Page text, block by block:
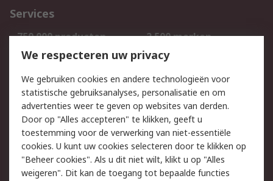
Services
750.000 producten
2.500 merken
Bestellen
Inkoopoplossingen
Track & Trace
Wettelijk
Cookiebeleid
Email veiligheid
Privacybeleid
Websitevoorwaarden
Algemene
We respecteren uw privacy
We gebruiken cookies en andere technologieën voor
statistische gebruiksanalyses, personalisatie en om
advertenties weer te geven op websites van derden.
Door op "Alles accepteren" te klikken, geeft u
toestemming voor de verwerking van niet-essentiële
cookies. U kunt uw cookies selecteren door te klikken op
"Beheer cookies". Als u dit niet wilt, klikt u op "Alles
weigeren". Dit kan de toegang tot bepaalde functies